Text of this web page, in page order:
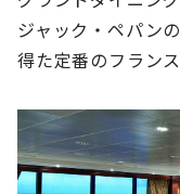
ジャック・ペパン
得た定番のフラン